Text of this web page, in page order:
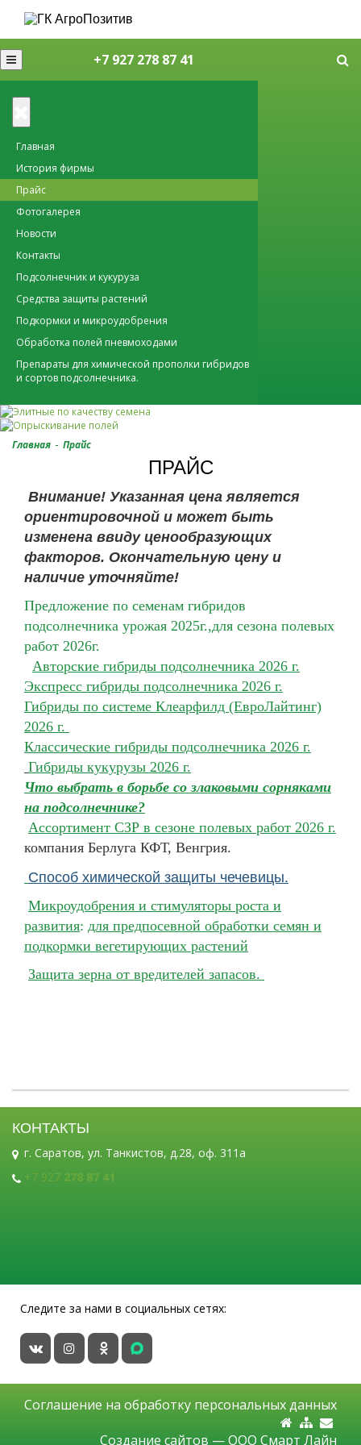
+7 927 278 87 41
Главная
История фирмы
Прайс
Фотогалерея
Новости
Контакты
Подсолнечник и кукуруза
Средства защиты растений
Подкормки и микроудобрения
Обработка полей пневмоходами
Препараты для химической прополки гибридов
и сортов подсолнечника.
Главная - Прайс
ПРАЙС
Внимание! Указанная цена является
ориентировочной и может быть
изменена ввиду ценообразующих
факторов. Окончательную цену и
наличие уточняйте!
Предложение по семенам гибридов
подсолнечника урожая 2025г.,для сезона полевых
работ 2026г.
Авторские гибриды подсолнечника 2026 г.
Экспресс гибриды подсолнечника 2026 г.
Гибриды по системе Клеарфилд (ЕвроЛайтинг)
2026 г.
Классические гибриды подсолнечника 2026 г.
Гибриды кукурузы 2026 г.
Что выбрать в борьбе со злаковыми сорняками
на подсолнечнике?
Ассортимент СЗР в сезоне полевых работ 2026 г.
компания Берлуга КФТ, Венгрия.
Способ химической защиты чечевицы.
Микроудобрения и стимуляторы роста и
развития: для предпосевной обработки семян и
подкормки вегетирующих растений
Защита зерна от вредителей запасов.
КОНТАКТЫ
г. Саратов, ул. Танкистов, д.28, оф. 311а
+7 927 278 87 41
Следите за нами в социальных сетях:
Соглашение на обработку персональных данных
Создание сайтов —ООО Смарт Лайн